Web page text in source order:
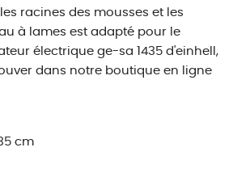
racines des mousses et les
à lames est adapté pour le
électrique ge-sa 1435 d'einhell,
dans notre boutique en ligne
cm